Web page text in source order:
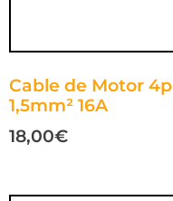
Cable de Motor 4p
1,5mm² 16A
18,00€